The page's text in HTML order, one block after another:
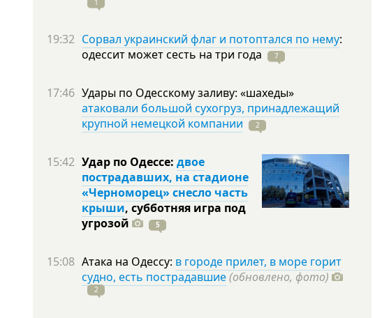
1
19:32 Сорвал украинский флаг и потоптался по нему:
одессит может сесть на три года 7
17:46 Удары по Одесскому заливу: «шахеды»
атаковали большой сухогруз, принадлежащий
крупной немецкой компании
2
15:42 Удар по Одессе: двое
пострадавших, на стадионе
«Черноморец» снесло часть
крыши, субботняя игра под
угрозой
5
15:08 Атака на Одессу: в городе прилет, в море горит
судно, есть пострадавшие(обновлено, фото)
2